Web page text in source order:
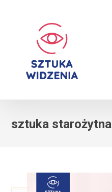
sztuka starożytna